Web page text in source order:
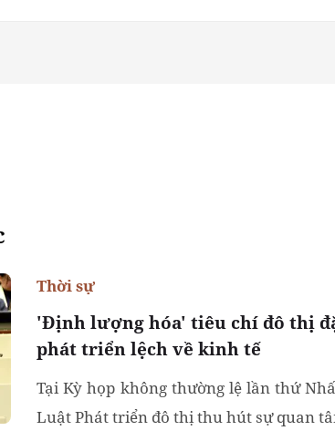
'Định lượng hóa' tiêu chí đô thị
phát triển lệch về kinh tế
Thời sự
Tại Kỳ họp không thường lệ lần thứ
Luật Phát triển đô thị thu hút sự quan